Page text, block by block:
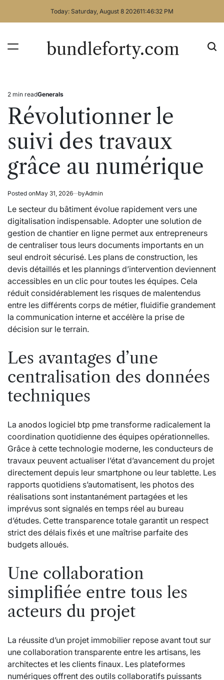
Today: Saturday, August 8 202611:46:33 PM
bundleforty.com
Estimated
read
time
2 min readPosted
Generals
Révolutionner le
suivi des travaux
grâce au numérique
Posted onMay 31, 2026 byAdmin
Le secteur du bâtiment évolue rapidement vers une
digitalisation indispensable. Adopter une solution de
gestion de chantier en ligne permet aux entrepreneurs
de centraliser tous leurs documents importants en un
seul endroit sécurisé. Les plans de construction, les
devis détaillés et les plannings d’intervention deviennent
accessibles en un clic pour toutes les équipes. Cela
réduit considérablement les risques de malentendus
entre les différents corps de métier, fluidifie grandement
la communication interne et accélère la prise de
décision sur le terrain.
Les avantages d’une
centralisation des données
techniques
La anodos logiciel btp pme transforme radicalement la
coordination quotidienne des équipes opérationnelles.
Grâce à cette technologie moderne, les conducteurs de
travaux peuvent actualiser l’état d’avancement du projet
directement depuis leur smartphone ou leur tablette. Les
rapports quotidiens s’automatisent, les photos des
réalisations sont instantanément partagées et les
imprévus sont signalés en temps réel au bureau
d’études. Cette transparence totale garantit un respect
strict des délais fixés et une maîtrise parfaite des
budgets alloués.
Une collaboration
simplifiée entre tous les
acteurs du projet
La réussite d’un projet immobilier repose avant tout sur
une collaboration transparente entre les artisans, les
architectes et les clients finaux. Les plateformes
numériques offrent des outils collaboratifs puissants